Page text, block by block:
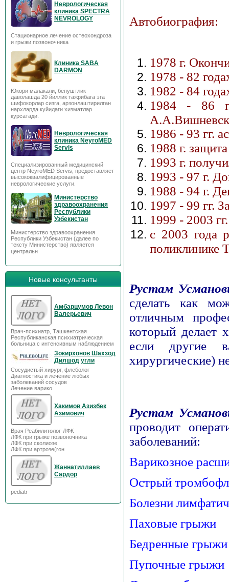
Неврологическая
клиника SPECTRA
NEVROLOGY
Стационарное лечение остеохондроза
и грыжи позвоночника
Клиника SABA
DARMON
Юкори малакали, бепуштлик
даволашда 20 йиллик тажрибага эга
шифокорлар сизга, арзонлаштирилган
нархларда куйидаги хизматлар
курсатади.
Неврологическая
клиника NeyroMED
Servis
Специализированный медицинский
центр NeyroMED Servis, предоставляет
высококвалифицированные
неврологические услуги.
Министерство
здравоохранения
Республики
Узбекистан
Министерство здравоохранения
Республики Узбекистан (далее по
тексту Министерство) является
центральн
Новые консультанты
Амбарцумов Левон
Валерьевич
Врач-психиатр, Ташкентская
Республиканская психиатрическая
больница с интенсивным наблюдением
Зокирхонов Шахзод
Дилшод угли
Сосудистый хирург, флеболог
Диагностика и лечение любых
заболеваний сосудов
Лечение варико
Хакимов Азизбек
Азимович
Врач Реабилитолог-ЛФК
ЛФК при грыже позвоночника
ЛФК при сколиозе
ЛФК при артрозе(гон
Жаннатиллаев
Сардор
pediatr
Автобиография:
1978 г.
1978 - 82
1982 - 84
1984 - 86
1986 - 93 гг.
1988 г.
1993 г.
1993 - 97 г.
1988 - 94 г.
1997 - 99 гг.
1999 - 2003
с 2003 года
Рустам
сделать как
отличным
который делает
если другие
хирургические)
Рустам
проводит
заболеваний:
Варикозное
Острый
Болезни
Паховые грыжи
Бедренные грыжи
Пупочные грыжи